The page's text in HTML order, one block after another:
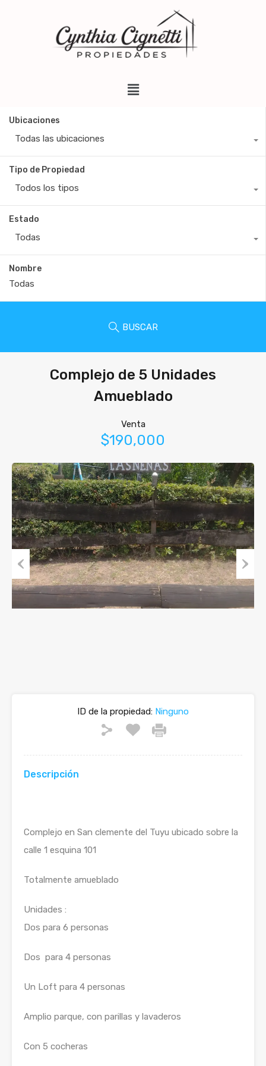
Ubicaciones
Todas las ubicaciones
Tipo de Propiedad
Todos los tipos
Estado
Todas
Nombre
BUSCAR
Complejo de 5 Unidades
Amueblado
Venta
$190,000
Previous Next
ID de la propiedad: Ninguno
Descripción
Complejo en San clemente del Tuyu ubicado sobre la
calle 1 esquina 101
Totalmente amueblado
Unidades :
Dos para 6 personas
Dos para 4 personas
Un Loft para 4 personas
Amplio parque, con parillas y lavaderos
Con 5 cocheras